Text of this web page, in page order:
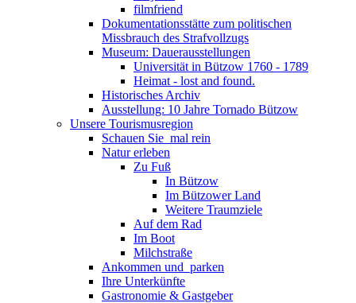
filmfriend
Dokumentationsstätte zum politischen
Missbrauch des Strafvollzugs
Museum: Dauerausstellungen
Universität in Bützow 1760 - 1789
Heimat - lost and found.
Historisches Archiv
Ausstellung: 10 Jahre Tornado Bützow
Unsere Tourismusregion
Schauen Sie ­ mal rein
Natur erleben
Zu Fuß
In Bützow
Im Bützower Land
Weitere Traumziele
Auf dem Rad
Im Boot
Milchstraße
Ankommen und ­ parken
Ihre Unterkünfte
Gastronomie & Gastgeber